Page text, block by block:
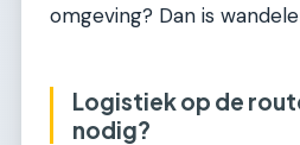
omgeving? Dan is
Logistiek op de
nodig?